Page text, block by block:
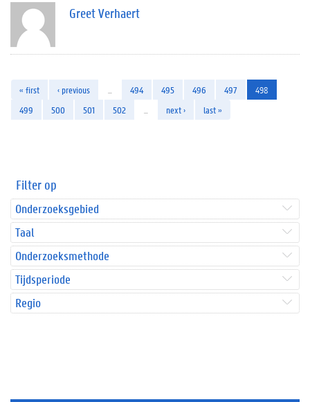
Greet Verhaert
« first ‹ previous 494 495 496 497
498
499
500 501 502 next › last »
Filter op
Onderzoeksgebied
Taal
Onderzoeksmethode
Tijdsperiode
Regio